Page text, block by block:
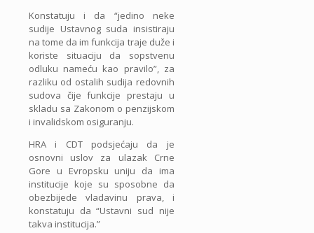
Konstatuju i da “jedino neke
sudije Ustavnog suda insistiraju
na tome da im funkcija traje duže i
koriste situaciju da sopstvenu
odluku nameću kao pravilo”, za
razliku od ostalih sudija redovnih
sudova čije funkcije prestaju u
skladu sa Zakonom o penzijskom
i invalidskom osiguranju.
HRA i CDT podsjećaju da je
osnovni uslov za ulazak Crne
Gore u Evropsku uniju da ima
institucije koje su sposobne da
obezbijede vladavinu prava, i
konstatuju da “Ustavni sud nije
takva institucija.”